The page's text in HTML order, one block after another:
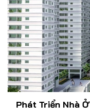
Phát Triển Nhà